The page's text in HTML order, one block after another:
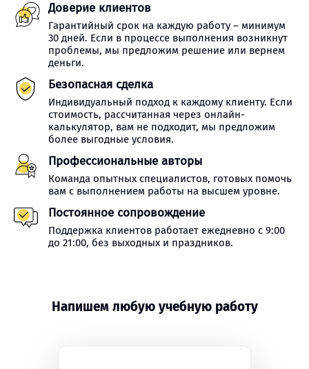
Доверие клиентов
Гарантийный срок на каждую работу – минимум
30 дней. Если в процессе выполнения возникнут
проблемы, мы предложим решение или вернем
деньги.
Безопасная сделка
Индивидуальный подход к каждому клиенту. Если
стоимость, рассчитанная через онлайн-
калькулятор, вам не подходит, мы предложим
более выгодные условия.
Профессиональные авторы
Команда опытных специалистов, готовых помочь
вам с выполнением работы на высшем уровне.
Постоянное сопровождение
Поддержка клиентов работает ежедневно с 9:00
до 21:00, без выходных и праздников.
Напишем любую учебную работу